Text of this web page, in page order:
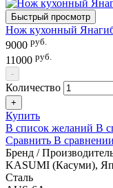
Быстрый просмотр
Нож кухонный
9000 руб.
11000 руб.
-
Количество
+
Купить
В список желаний В
Сравнить В сравнении
Бренд /
KASUMI (Касуми),
Сталь